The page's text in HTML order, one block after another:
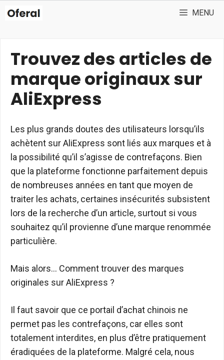
MENU
Trouvez des articles de
marque originaux sur
AliExpress
Les plus grands doutes des utilisateurs lorsqu’ils
achètent sur AliExpress sont liés aux marques et à
la possibilité qu’il s’agisse de contrefaçons. Bien
que la plateforme fonctionne parfaitement depuis
de nombreuses années en tant que moyen de
traiter les achats, certaines insécurités subsistent
lors de la recherche d’un article, surtout si vous
souhaitez qu’il provienne d’une marque renommée
particulière.
Mais alors… Comment trouver des marques
originales sur AliExpress ?
Il faut savoir que ce portail d’achat chinois ne
permet pas les contrefaçons, car elles sont
totalement interdites, en plus d’être pratiquement
éradiquées de la plateforme. Malgré cela, nous